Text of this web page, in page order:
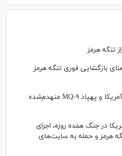
بازگشایی فوری تنگه هرمز
اولین تصاویر لاشه F-۱۵ آمریکا و پهپاد MQ-۹ منهدم‌شده
در جنگ هفده روزه، اجرای
هرمز و حمله به سایت‌های